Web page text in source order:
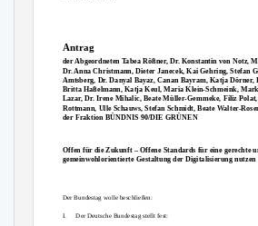
Antrag
der Abgeordneten Tabea Rößner, Dr. Konstantin von Notz,
Dr. Anna Christmann, Dieter Janecek, Kai Gehring, Stefan
Amtsberg, Dr. Danyal Bayaz, Canan Bayram, Katja Dörner,
Britta Haßelmann, Katja Keul, Maria Klein-Schmeink,
Lazar, Dr. Irene Mihalic, Beate Müller-Gemmeke, Filiz
Rottmann, Ulle Schauws, Stefan Schmidt, Beate Walter-
der Fraktion BÜNDNIS 90/DIE GRÜNEN
Offen für die Zukunft – Offene Standards für eine gerechte
gemeinwohlorientierte Gestaltung der Digitalisierung nutzen
Der Bundestag wolle beschließen:
I. Der Deutsche Bundestag stellt fest: